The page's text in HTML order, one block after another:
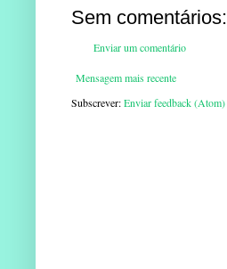
Sem comentários:
Enviar um comentário
Mensagem mais recente
Subscrever:Enviar feedback (Atom)